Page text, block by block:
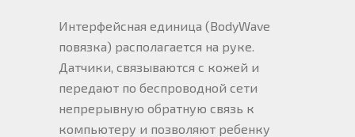
Интерфейсная единица (BodyWave
повязка) располагается на руке.
Датчики, связываются с кожей и
передают по беспроводной сети
непрерывную обратную связь к
компьютеру и позволяют ребенку